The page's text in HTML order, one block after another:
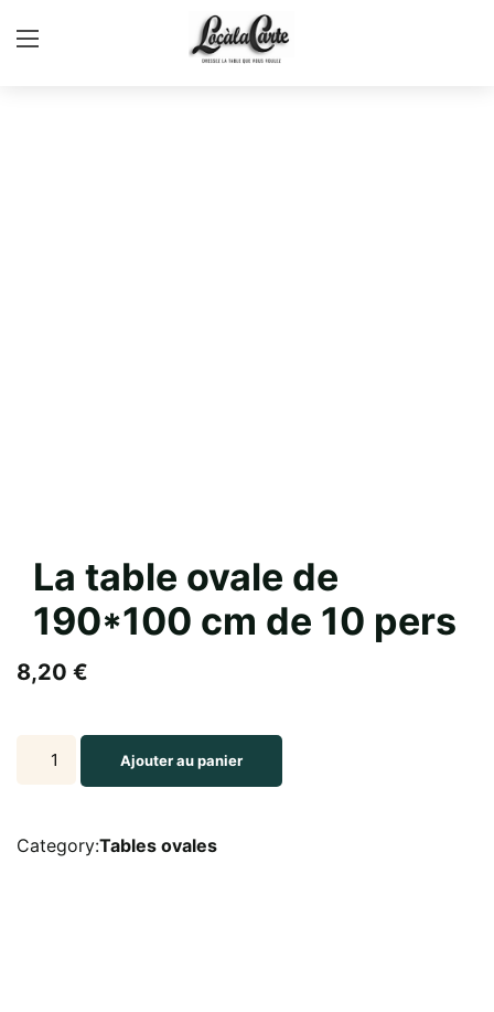
La table ovale de
190*100 cm de 10 pers
8,20 €
de
Ajouter au panier
Category:Tables ovales